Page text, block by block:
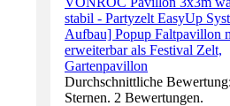
stabil - Partyzelt EasyUp
Aufbau] Popup Faltpavillon
erweiterbar als Festival Zelt,
Gartenpavillon
Durchschnittliche
Sternen. 2 Bewertungen.